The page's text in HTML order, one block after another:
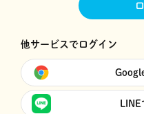
他サービスでログイン